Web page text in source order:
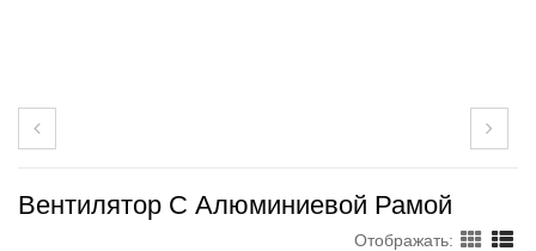
Вентилятор С Алюминиевой Рамой
Отображать: